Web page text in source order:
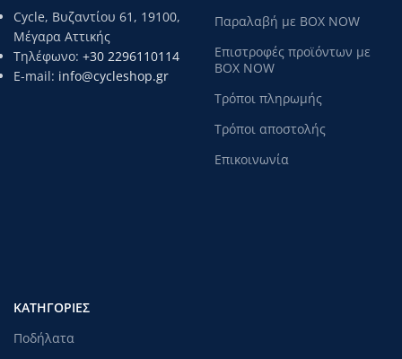
Cycle, Βυζαντίου 61, 19100,
Μέγαρα Αττικής
Τηλέφωνο: +30 2296110114
E-mail: info@cycleshop.gr
Παραλαβή με BOX NOW
Επιστροφές προϊόντων με
BOX NOW
Τρόποι πληρωμής
Τρόποι αποστολής
Επικοινωνία
ΚΑΤΗΓΟΡΊΕΣ
Ποδήλατα